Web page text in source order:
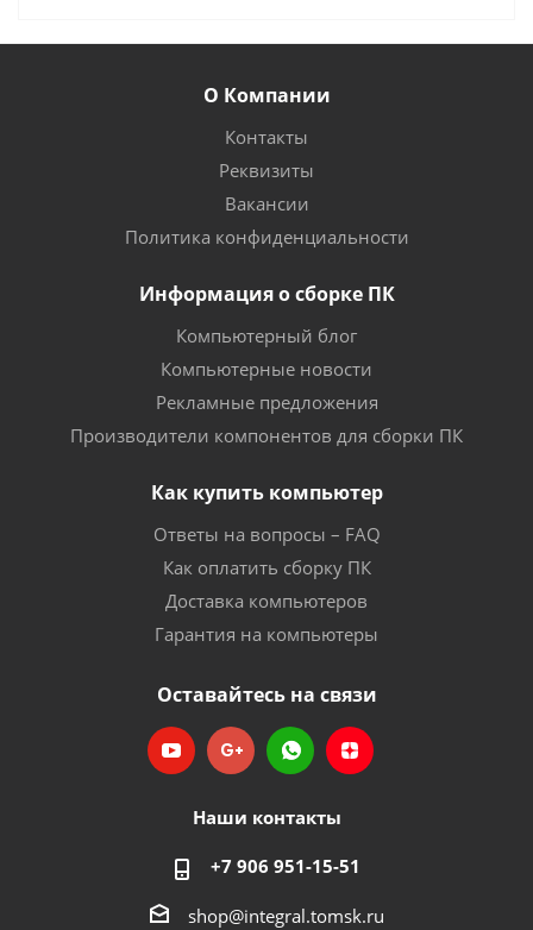
О Компании
Контакты
Реквизиты
Вакансии
Политика конфиденциальности
Информация о сборке ПК
Компьютерный блог
Компьютерные новости
Рекламные предложения
Производители компонентов для сборки ПК
Как купить компьютер
Ответы на вопросы – FAQ
Как оплатить сборку ПК
Доставка компьютеров
Гарантия на компьютеры
Оставайтесь на связи
Наши контакты
+7 906 951-15-51
shop@integral.tomsk.ru